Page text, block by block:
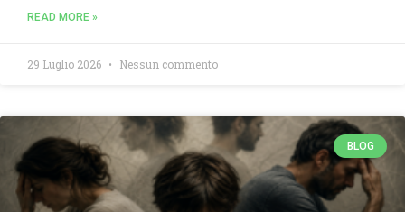
READ MORE »
29 Luglio 2026 Nessun commento
BLOG